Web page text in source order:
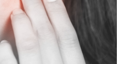
る理由
合、歯の神経が壊死している可